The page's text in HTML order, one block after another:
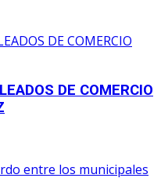
DE COMERCIO